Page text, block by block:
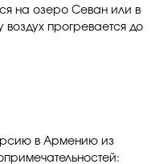
на озеро Севан или в
воздух прогревается до
в Армению из